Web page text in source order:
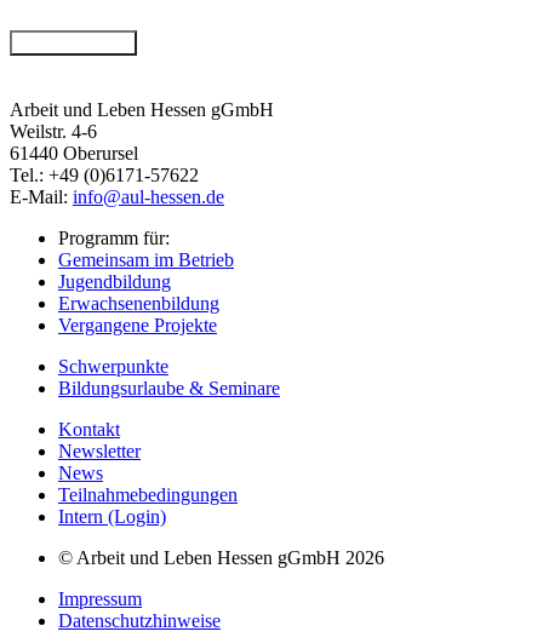
Arbeit und Leben Hessen gGmbH
Weilstr. 4-6
61440 Oberursel
Tel.: +49 (0)6171-57622
E-Mail: info@aul-hessen.de
Programm für:
Gemeinsam im Betrieb
Jugendbildung
Erwachsenenbildung
Vergangene Projekte
Schwerpunkte
Bildungsurlaube & Seminare
Kontakt
Newsletter
News
Teilnahmebedingungen
Intern (Login)
© Arbeit und Leben Hessen gGmbH 2026
Impressum
Datenschutzhinweise